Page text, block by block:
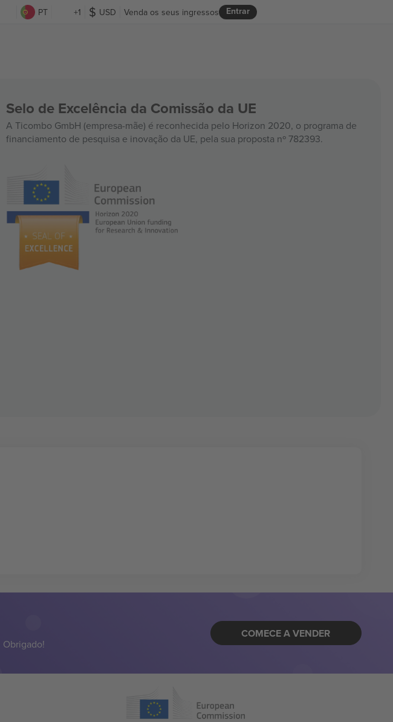
PT +1 USD Entrar
Venda os seus ingressos
Selo de Excelência da Comissão da UE
A Ticombo GmbH (empresa-mãe) é reconhecida pelo Horizon 2020, o programa de
financiamento de pesquisa e inovação da UE, pela sua proposta nº 782393.
COMECE A VENDER